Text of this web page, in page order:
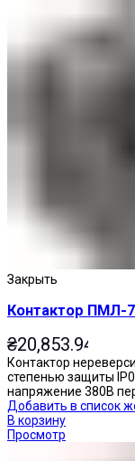
Закрыть
Контактор ПМЛ-
₴20,853.94
Контактор
степенью защиты
напряжение 380В
Добавить в список
В корзину
Просмотр